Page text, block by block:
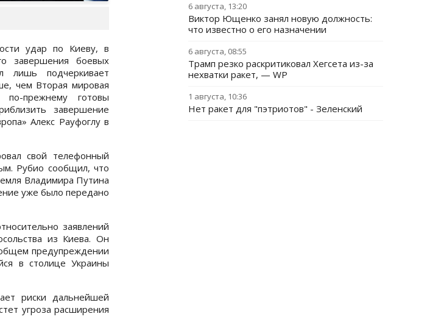
удар по Киеву, в
завершения боевых
лишь подчеркивает
чем Вторая мировая
прежнему готовы
завершение
Алекс Рауфоглу в
свой телефонный
Рубио сообщил, что
Владимира Путина
уже было передано
заявлений
из Киева. Он
предупреждении
в столице Украины
риски дальнейшей
угроза расширения
6 августа, 13:20
Виктор Ющенко занял новую должность:
что известно о его назначении
6 августа, 08:55
Трамп резко раскритиковал Хегсета из-за
нехватки ракет, — WP
1 августа, 10:36
Нет ракет для "пэтриотов" - Зеленский